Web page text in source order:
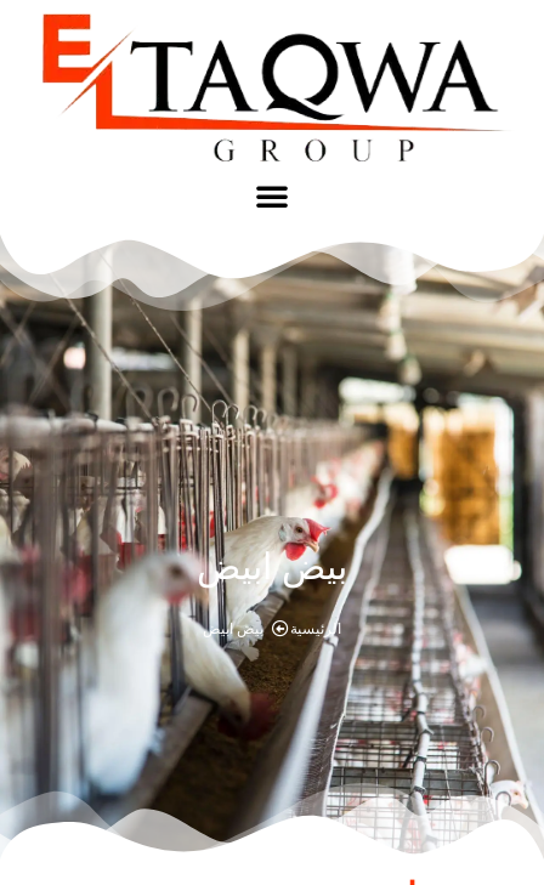
بيض ابيض
الرئيسية بيض ابيض